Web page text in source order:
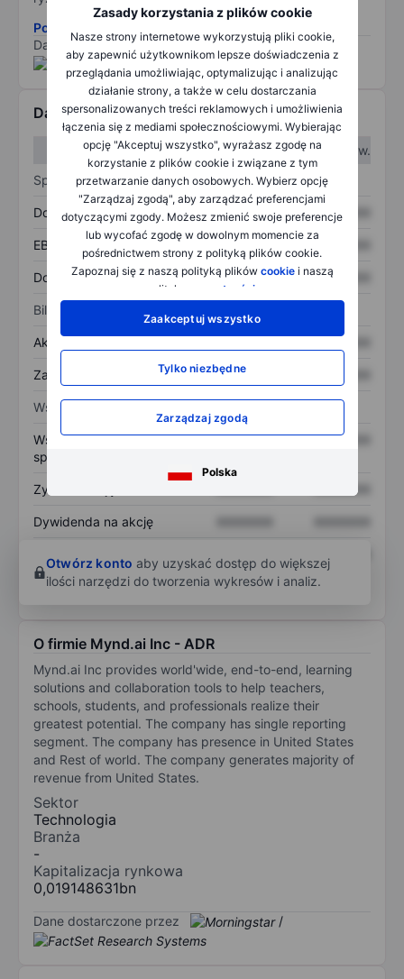
Zasady korzystania z plików cookie
Nasze strony internetowe wykorzystują pliki cookie,
aby zapewnić użytkownikom lepsze doświadczenia z
przeglądania umożliwiając, optymalizując i analizując
działanie strony, a także w celu dostarczania
spersonalizowanych treści reklamowych i umożliwienia
łączenia się z mediami społecznościowymi. Wybierając
opcję "Akceptuj wszystko", wyrażasz zgodę na
korzystanie z plików cookie i związane z tym
przetwarzanie danych osobowych. Wybierz opcję
"Zarządzaj zgodą", aby zarządzać preferencjami
dotyczącymi zgody. Możesz zmienić swoje preferencje
lub wycofać zgodę w dowolnym momencie za
pośrednictwem strony z polityką plików cookie.
Zapoznaj się z naszą polityką plików cookiei naszą
polityką
prywatności
Zaakceptuj wszystko
Tylko niezbędne
Zarządzaj zgodą
Polska
Pobierz metodologię ryzyka ESG.
Dane dostarczone przez
/
Dane finansowe
W I kw.
W II kw.
Sprawozdanie z zysków
Dochód XXXXXXX XXXXXXX
EBITDA XXXXXXX
Dochód netto XXXXXXX XXXXXXX
Bilans
Aktywa ogółem
Zadłużenie ogółem XXXXXXX
Wskaźniki
Współczynnik cena do
sprzedaży
XXXXXXX XXXXXXX
Zysk na akcję XXXXXXX
Dywidenda na akcję
własnego
Otwórz konto aby uzyskać dostęp do większej
ilości narzędzi do tworzenia wykresów i analiz.
O firmie Mynd.ai Inc - ADR
Mynd.ai Inc provides world'wide, end-to-end, learning
solutions and collaboration tools to help teachers,
schools, students, and professionals realize their
greatest potential. The company has single reporting
segment. The company has presence in United States
and Rest of world. The company generates majority of
revenue from United States.
Sektor
Technologia
Branża
-
Kapitalizacja rynkowa
0,019148631bn
Dane dostarczone przez /